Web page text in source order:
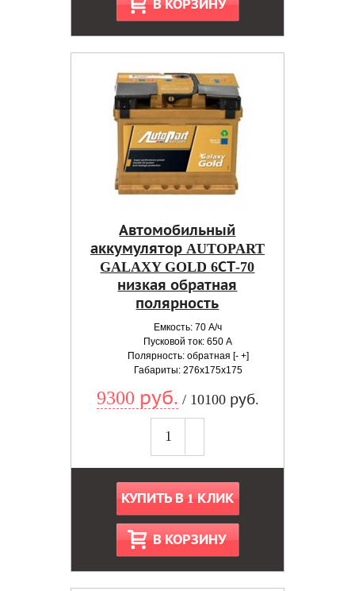
В КОРЗИНУ
Автомобильный
аккумулятор AUTOPART
GALAXY GOLD 6СТ-70
низкая обратная
полярность
Емкость: 70 А/ч
Пусковой ток: 650 А
Полярность: обратная [- +]
Габариты: 276x175x175
9300 руб. / 10100 руб.
КУПИТЬ В 1 КЛИК
В КОРЗИНУ